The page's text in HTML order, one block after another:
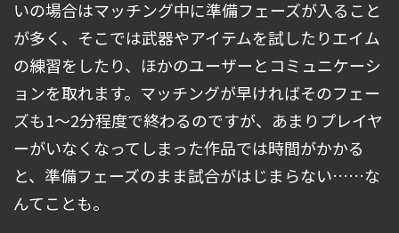
いの場合はマッチング中に準備フェーズが入ること
が多く、そこでは武器やアイテムを試したりエイム
の練習をしたり、ほかのユーザーとコミュニケーシ
ョンを取れます。マッチングが早ければそのフェー
ズも1～2分程度で終わるのですが、あまりプレイヤ
ーがいなくなってしまった作品では時間がかかる
と、準備フェーズのまま試合がはじまらない……な
んてことも。